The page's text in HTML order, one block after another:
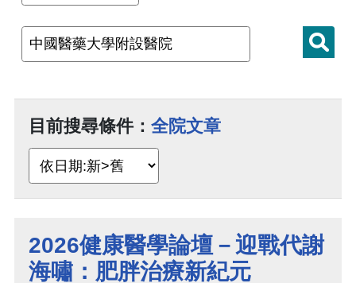
目前搜尋條件： 全院文章
2026健康醫學論壇－迎戰代謝
海嘯：肥胖治療新紀元